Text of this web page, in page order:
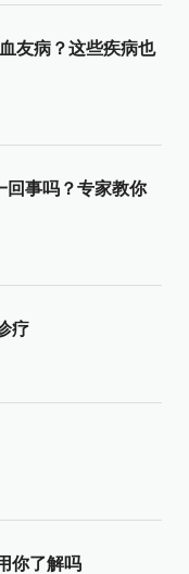
友病？这些疾病也
回事吗？专家教你
疗
你了解吗